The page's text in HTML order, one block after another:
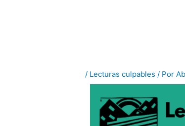
/ Lecturas culpables / Por